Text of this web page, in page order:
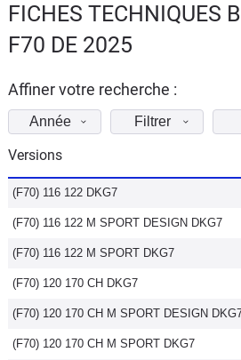
Essais
d'achat
Electriques
Utilitaires
Flottes
Auto
Services
Forum
FICHES TECHNIQUES
F70 DE 2025
Affiner votre recherche :
Année Filtrer
Versions
(F70) 116 122 DKG7
(F70) 116 122 M SPORT DESIGN DKG7
(F70) 116 122 M SPORT DKG7
(F70) 120 170 CH DKG7
(F70) 120 170 CH M SPORT DESIGN
(F70) 120 170 CH M SPORT DKG7